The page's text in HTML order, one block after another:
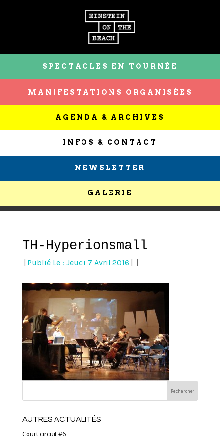
SPECTACLES EN TOURNÉE
MANIFESTATIONS ORGANISÉES
AGENDA & ARCHIVES
INFOS & CONTACT
NEWSLETTER
GALERIE
TH-Hyperionsmall
Publié Le : Jeudi 7 Avril 2016
AUTRES ACTUALITÉS
Court circuit #6